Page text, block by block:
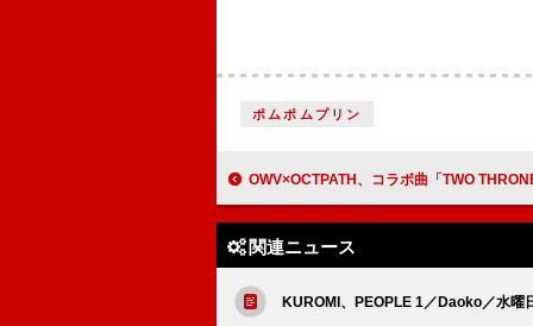
ポムポムプリン
OWV×OCTPATH、コラボ曲「TWO THRONE」ダンスプラクティス＆コレオグラフ
関連ニュース
KUROMI、PEOPLE 1／Daoko／水曜